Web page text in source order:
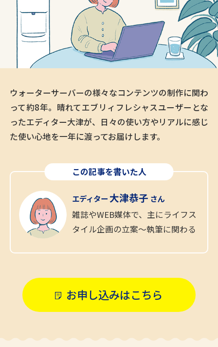
ウォーターサーバーの様々なコンテンツの制作に関わ
って約8年。晴れてエブリィフレシャスユーザーとな
ったエディター大津が、日々の使い方やリアルに感じ
た使い心地を一年に渡ってお届けします。
この記事を書いた人
エディター大津恭子 さん
雑誌やWEB媒体で、主にライフス
タイル企画の立案〜執筆に関わる
お申し込みはこちら